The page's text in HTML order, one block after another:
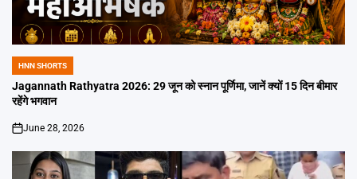
POSTED
IN
HNN SHORTS
Jagannath Rathyatra 2026: 29 जून को स्नान पूर्णिमा, जानें क्यों 15 दिन बीमार
रहेंगे भगवान
on
June 28, 2026